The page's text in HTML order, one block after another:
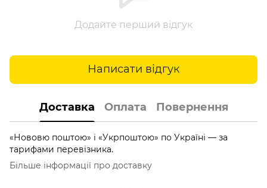
Додайте перший відгук
Написати відгук
Доставка Оплата Повернення
«Нововю поштою» і «Укрпоштою» по Україні — за
тарифами перевізника.
Більше інформації про доставку